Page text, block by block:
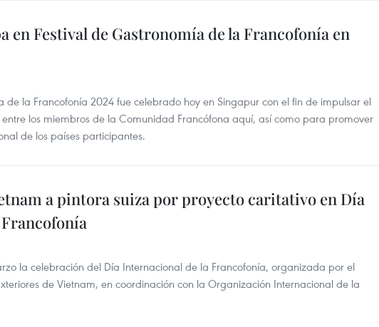
en Festival de Gastronomía de la Francofonía en
de la Francofonía 2024 fue celebrado hoy en Singapur con el fin de impulsar el
los miembros de la Comunidad Francófona aquí, así como para promover
de los países participantes.
a pintora suiza por proyecto caritativo en Día
la celebración del Día Internacional de la Francofonía, organizada por el
de Vietnam, en coordinación con la Organización Internacional de la